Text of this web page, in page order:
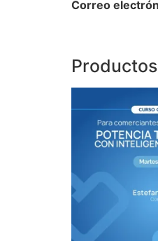
Correo